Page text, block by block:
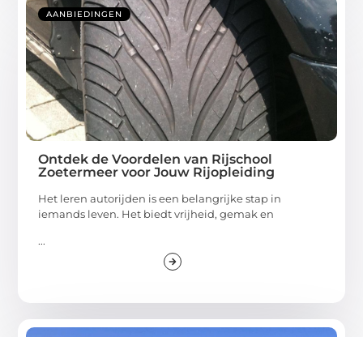
AANBIEDINGEN
Ontdek de Voordelen van Rijschool
Zoetermeer voor Jouw Rijopleiding
Het leren autorijden is een belangrijke stap in
iemands leven. Het biedt vrijheid, gemak en
...